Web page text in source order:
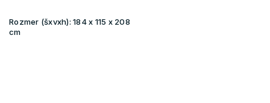
Rozmer (šxvxh): 184 x 115 x 208
cm